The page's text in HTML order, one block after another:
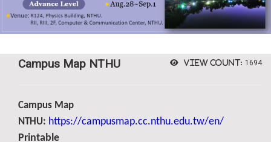
View count: 1694
Campus Map NTHU
Campus Map
NTHU: https://campusmap.cc.nthu.edu.tw/en/
Printable